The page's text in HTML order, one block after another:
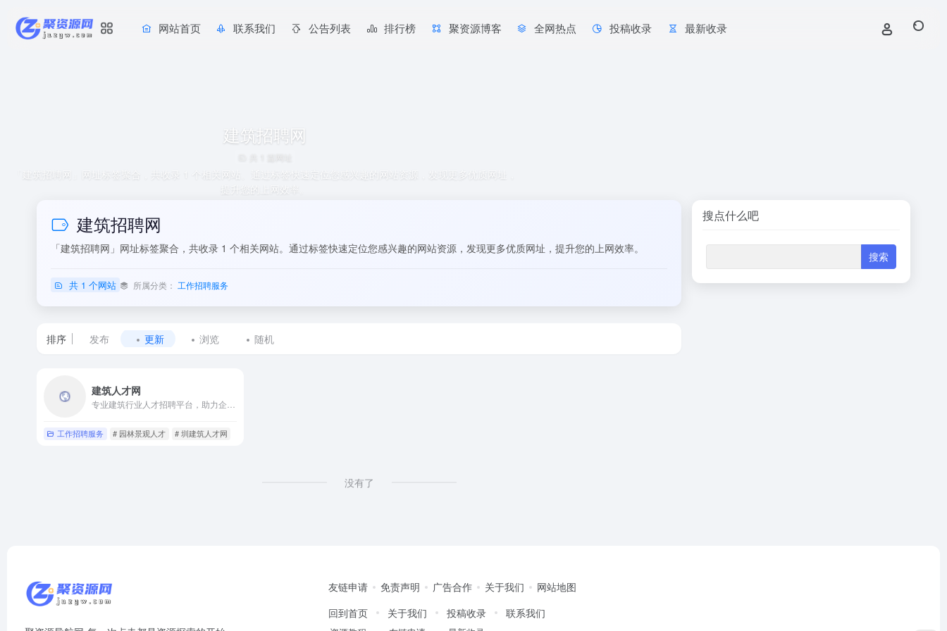
网站首页 联系我们 公告列表 排行榜 聚资源博客 全网热点 投稿收录 最新收录
建筑招聘网
「建筑招聘网」网址标签聚合，共收录 1 个相关网站。通过标签快速定位您感兴趣的网站资源，发现更多优质网址，
提升您的上网效率。
建筑招聘网
「建筑招聘网」网址标签聚合，共收录 1 个相关网站。通过标签快速定位您感兴趣的网站资源，发现更多优质网址，提升您的上网效率。
共 1 个网站 所属分类： 工作招聘服务
排序 发布 更新 浏览 随机
为
的
网
建筑人才网
工作招聘服务 # 园林景观人才 # 圳建筑人才网
没有了
搜点什么吧
友链申请 免责声明 广告合作 关于我们
网站地图
回到首页
关于我们 投稿收录 联系我们